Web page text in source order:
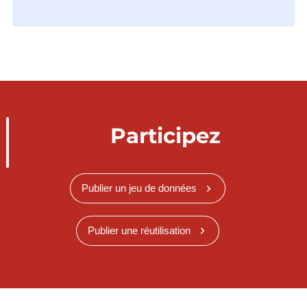
Participez
Publier un jeu de données
Publier une réutilisation